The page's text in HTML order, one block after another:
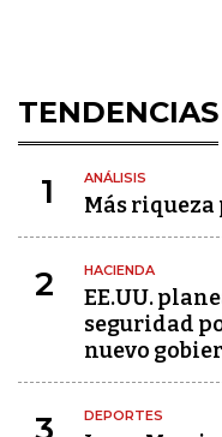
TENDENCIAS
1 ANÁLISIS
Más
2 HACIENDA
EE.UU.
seguridad
nuevo
3 DEPORTES